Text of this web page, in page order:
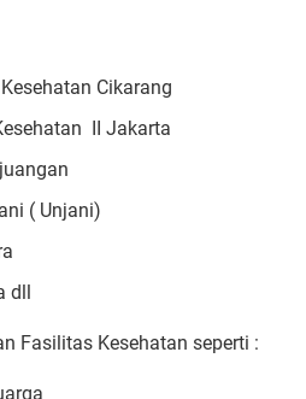
Cikarang
II Jakarta
( Unjani)
Fasilitas Kesehatan seperti :